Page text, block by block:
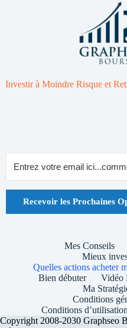
Investir à Moindre Risque et
Recevoir les Prochaines
Mes Conseils
Mieux
Quelles actions acheter
Bien débuter
Vidéo
Ma
Conditions
Conditions d’utilisation
Copyright 2008-2030 Graphseo